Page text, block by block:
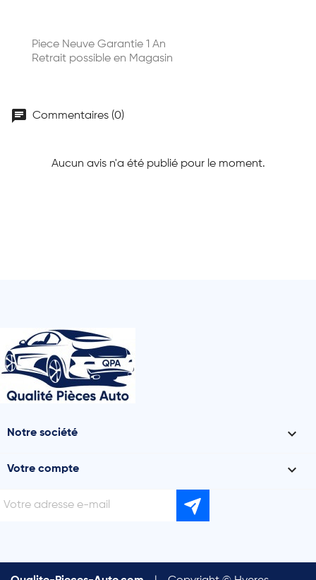
Piece Neuve Garantie 1 An
Retrait possible en Magasin
chat Commentaires (0)
Aucun avis n'a été publié pour le moment.
Notre société 
Votre compte 